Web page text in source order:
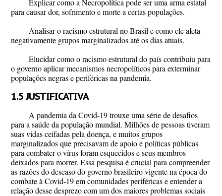
para causar dor, sofrimento e morte a certas populações.
Analisar o racismo estrutural no Brasil e como ele afeta
negativamente grupos marginalizados até os dias atuais.
Elucidar como o racismo estrutural do país contribuiu para
o governo aplicar mecanismos necropolíticos para exterminar
populações negras e periféricas na pandemia.
1.5 JUSTIFICATIVA
A pandemia da Covid-19 trouxe uma série de desafios
para a saúde da população mundial. Milhões de pessoas tiveram
suas vidas ceifadas pela doença, e muitos grupos
marginalizados que precisavam de apoio e políticas públicas
para combater o vírus foram esquecidos e seus membros
deixados para morrer. Essa pesquisa é crucial para compreender
as razões do descaso do governo brasileiro vigente na época do
combate à Covid-19 em comunidades periféricas e entender a
relação desse desprezo com um dos maiores problemas sociais